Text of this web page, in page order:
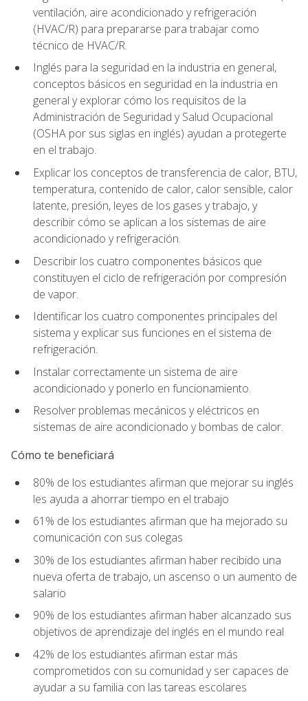
ventilación, aire acondicionado y refrigeración
(HVAC/R) para prepararse para trabajar como
técnico de HVAC/R.
Inglés para la seguridad en la industria en general,
conceptos básicos en seguridad en la industria en
general y explorar cómo los requisitos de la
Administración de Seguridad y Salud Ocupacional
(OSHA por sus siglas en inglés) ayudan a protegerte
en el trabajo.
Explicar los conceptos de transferencia de calor, BTU,
temperatura, contenido de calor, calor sensible, calor
latente, presión, leyes de los gases y trabajo, y
describir cómo se aplican a los sistemas de aire
acondicionado y refrigeración.
Describir los cuatro componentes básicos que
constituyen el ciclo de refrigeración por compresión
de vapor.
Identificar los cuatro componentes principales del
sistema y explicar sus funciones en el sistema de
refrigeración.
Instalar correctamente un sistema de aire
acondicionado y ponerlo en funcionamiento.
Resolver problemas mecánicos y eléctricos en
sistemas de aire acondicionado y bombas de calor.
Cómo te beneficiará
80% de los estudiantes afirman que mejorar su inglés
les ayuda a ahorrar tiempo en el trabajo
61% de los estudiantes afirman que ha mejorado su
comunicación con sus colegas
30% de los estudiantes afirman haber recibido una
nueva oferta de trabajo, un ascenso o un aumento de
salario
90% de los estudiantes afirman haber alcanzado sus
objetivos de aprendizaje del inglés en el mundo real
42% de los estudiantes afirman estar más
comprometidos con su comunidad y ser capaces de
ayudar a su familia con las tareas escolares